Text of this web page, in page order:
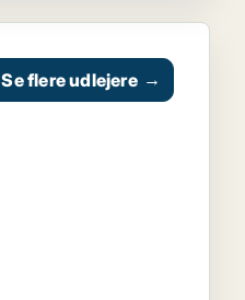
Se flere udlejere →